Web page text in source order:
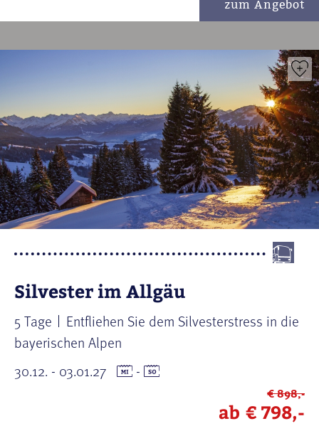
zum Angebot
Silvester im Allgäu
5 Tage
Entfliehen Sie dem Silvesterstress in die
bayerischen Alpen
30.12. - 03.01.27
-
€ 898,-
ab € 798,-